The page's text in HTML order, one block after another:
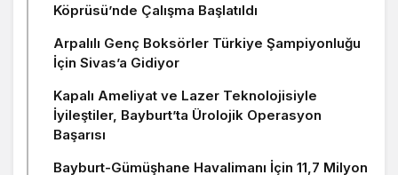
Köprüsü’nde Çalışma Başlatıldı
Arpalılı Genç Boksörler Türkiye Şampiyonluğu
İçin Sivas’a Gidiyor
Kapalı Ameliyat ve Lazer Teknolojisiyle
İyileştiler, Bayburt’ta Ürolojik Operasyon
Başarısı
Bayburt-Gümüşhane Havalimanı İçin 11,7 Milyon